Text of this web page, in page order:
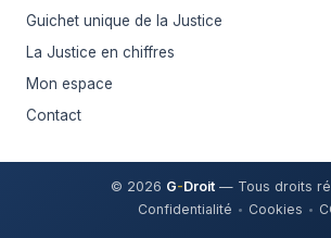
Guichet unique de la Justice
La Justice en chiffres
Mon espace
Contact
© 2026 G-Droit— Tous droits
Confidentialité
Cookies